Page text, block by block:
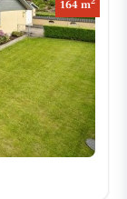
164 m